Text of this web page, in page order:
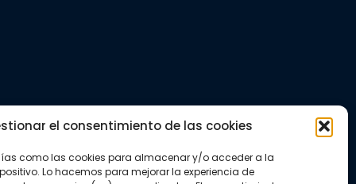
el consentimiento de las cookies
como las cookies para almacenar y/o acceder a la
Lo hacemos para mejorar la experiencia de